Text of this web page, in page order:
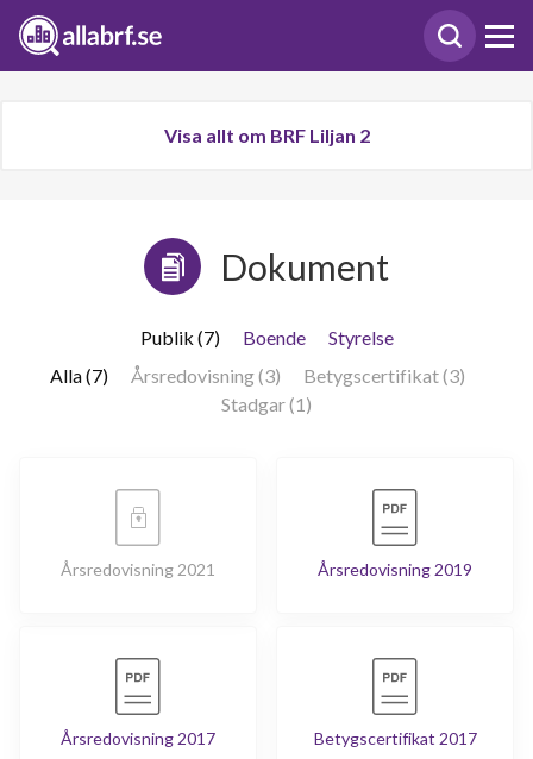
Visa allt om BRF Liljan 2
Dokument
Publik (7) Boende
Styrelse
Alla (7)
Årsredovisning (3)
Betygscertifikat (3)
Stadgar (1)
Årsredovisning 2021 Årsredovisning 2019
Årsredovisning 2017 Betygscertifikat 2017